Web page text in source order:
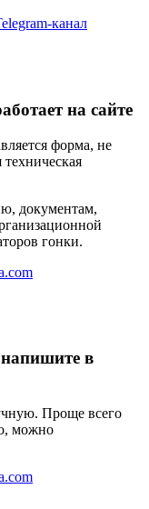
канал
на сайте
форма, не
документам,
гонки.
в
Проще всего
можно